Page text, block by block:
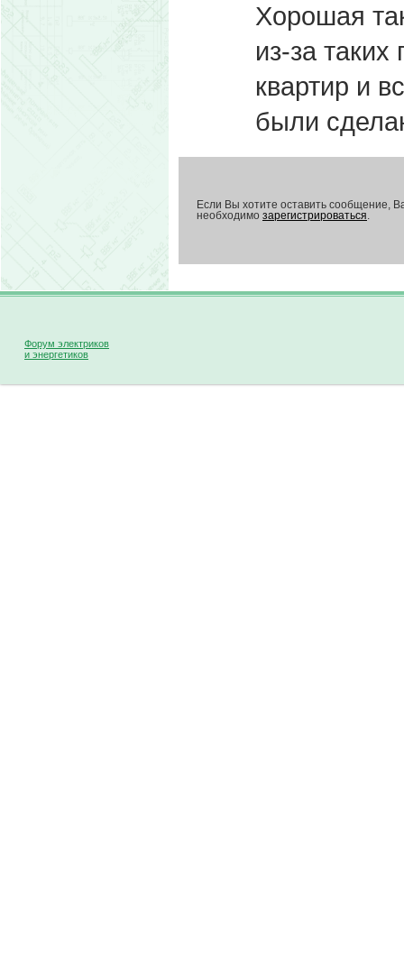
Хорошая
из-за
квартир и
были
Если Вы хотите оставить сообщение,
необходимо зарегистрироваться.
Форум электриков
и энергетиков